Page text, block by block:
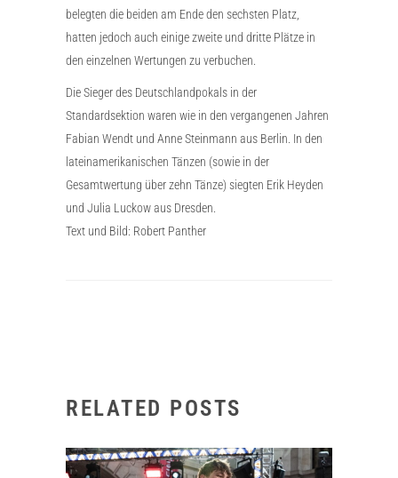
belegten die beiden am Ende den sechsten Platz,
hatten jedoch auch einige zweite und dritte Plätze in
den einzelnen Wertungen zu verbuchen.
Die Sieger des Deutschlandpokals in der
Standardsektion waren wie in den vergangenen Jahren
Fabian Wendt und Anne Steinmann aus Berlin. In den
lateinamerikanischen Tänzen (sowie in der
Gesamtwertung über zehn Tänze) siegten Erik Heyden
und Julia Luckow aus Dresden.
Text und Bild: Robert Panther
RELATED POSTS